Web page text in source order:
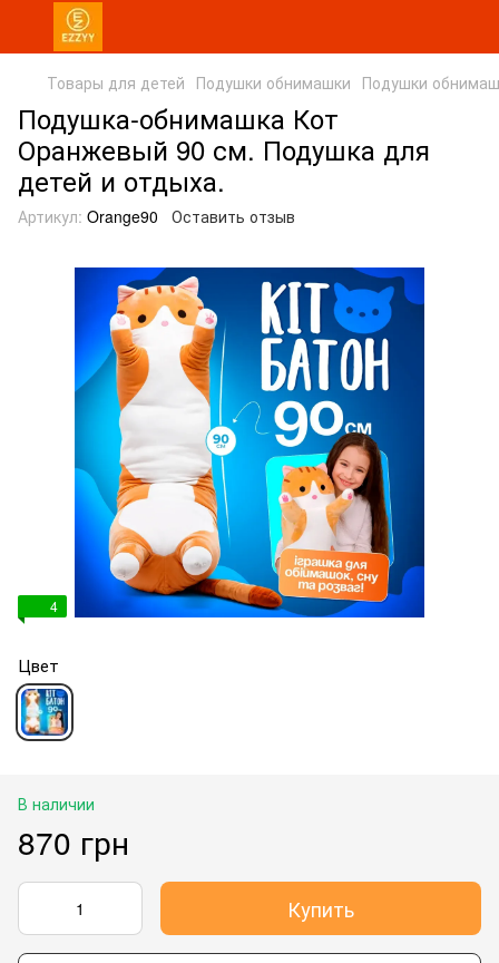
Товары для детей Подушки обнимашки Подушки
Подушка-обнимашка Кот
Оранжевый 90 см. Подушка для
детей и отдыха.
Артикул: Orange90 Оставить отзыв
4
Цвет
В наличии
870 грн
Купить